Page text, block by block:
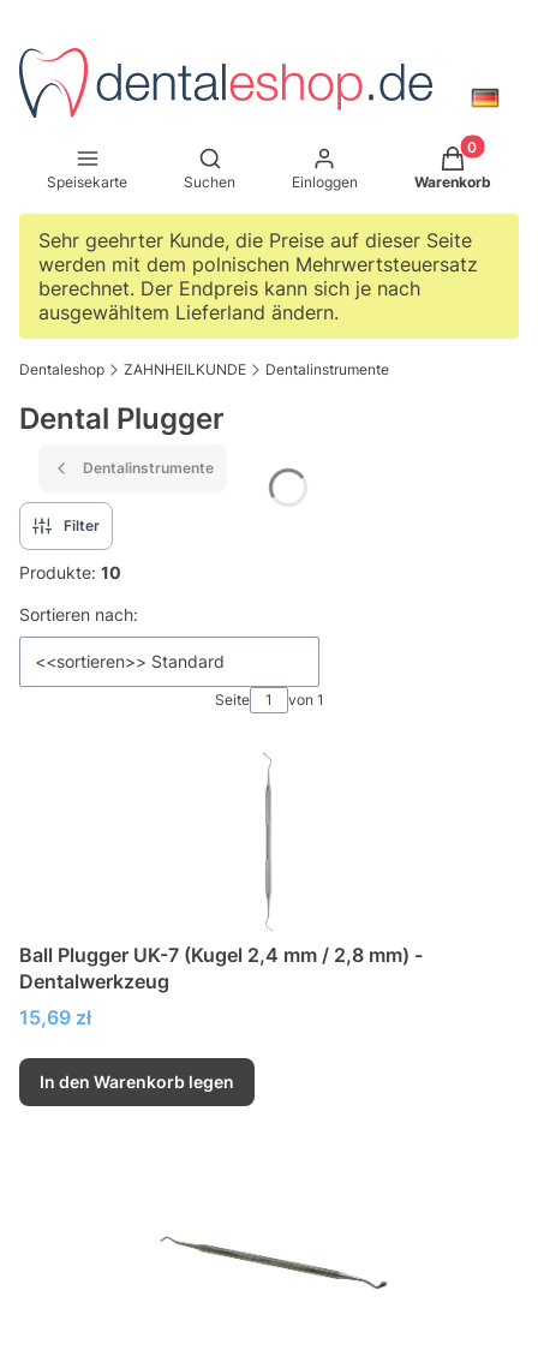
Speisekarte
Suchmaschine öffnen
Suchen Einloggen
Produkte im
Warenkorb
Sehr geehrter Kunde, die Preise auf dieser Seite
werden mit dem polnischen Mehrwertsteuersatz
berechnet. Der Endpreis kann sich je nach
ausgewähltem Lieferland ändern.
Dentaleshop ZAHNHEILKUNDE Dentalinstrumente
Dental Plugger
Dentalinstrumente
Filter
Produkte: 10
Produktliste
Sortieren nach:
<<sortieren>> Standard
Seite von 1
Ball Plugger UK-7 (Kugel 2,4 mm / 2,8 mm) -
Dentalwerkzeug
Preis
15,69 zł
In den Warenkorb legen